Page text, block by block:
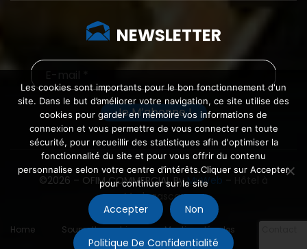
NEWSLETTER
©2026 – OFIM COMMERCIAL ByMyWeb –
Madagascar
Home Soumettre un bien Mentions légales
Les cookies sont importants pour le bon fonctionnement d'un
site. Dans le but d’améliorer votre navigation, ce site utilise des
cookies pour garder en mémoire vos informations de
connexion et vous permettre de vous connecter en toute
sécurité, pour recueillir des statistiques afin d'optimiser la
fonctionnalité du site et pour vous offrir du contenu
personnalise selon votre centre d’intérêts.Cliquer sur Accepter
pour continuer sur le site
Accepter Non
Politique De Confidentialité